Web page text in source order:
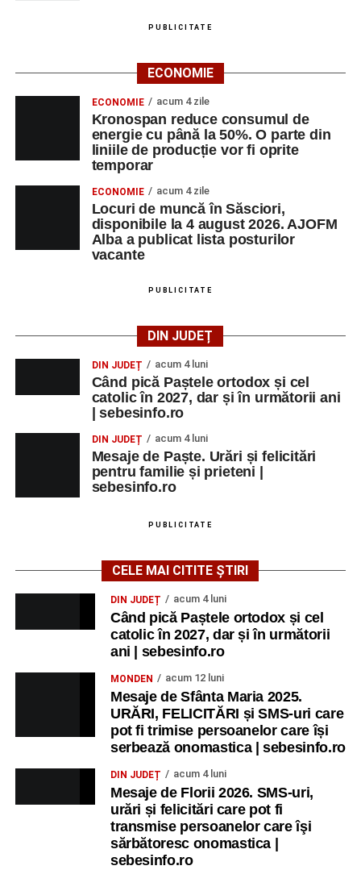
PUBLICITATE
ECONOMIE
ECONOMIE acum 4 zile
Kronospan reduce consumul de
energie cu până la 50%. O parte din
liniile de producție vor fi oprite
temporar
ECONOMIE acum 4 zile
Locuri de muncă în Săsciori,
disponibile la 4 august 2026. AJOFM
Alba a publicat lista posturilor
vacante
PUBLICITATE
DIN JUDEȚ
DIN JUDEȚ acum 4 luni
Când pică Paștele ortodox și cel
catolic în 2027, dar și în următorii ani
| sebesinfo.ro
DIN JUDEȚ acum 4 luni
Mesaje de Paște. Urări și felicitări
pentru familie și prieteni |
sebesinfo.ro
PUBLICITATE
CELE MAI CITITE ȘTIRI
DIN JUDEȚ acum 4 luni
Când pică Paștele ortodox și cel
catolic în 2027, dar și în următorii
ani | sebesinfo.ro
MONDEN acum 12 luni
Mesaje de Sfânta Maria 2025.
URĂRI, FELICITĂRI și SMS-uri care
pot fi trimise persoanelor care își
serbează onomastica | sebesinfo.ro
DIN JUDEȚ acum 4 luni
Mesaje de Florii 2026. SMS-uri,
urări și felicitări care pot fi
transmise persoanelor care îşi
sărbătoresc onomastica |
sebesinfo.ro